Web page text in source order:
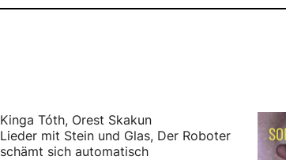
Kinga Tóth, Orest Skakun
Lieder mit Stein und Glas, Der Roboter
schämt sich automatisch